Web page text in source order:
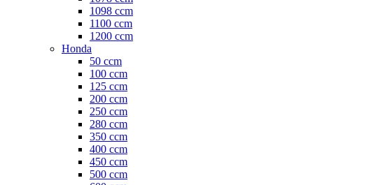
1098 ccm
1100 ccm
1200 ccm
Honda
50 ccm
100 ccm
125 ccm
200 ccm
250 ccm
280 ccm
350 ccm
400 ccm
450 ccm
500 ccm